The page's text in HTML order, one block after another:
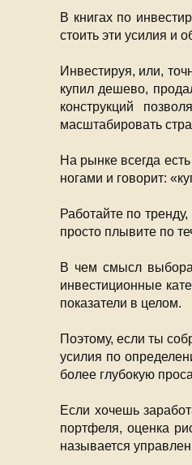
В книгах по
стоить эти усилия и
Инвестируя, или,
купил дешево,
конструкций
масштабировать
На рынке всегда
ногами и говорит:
Работайте по
просто плывите по
В чем смысл
инвестиционные
показатели в целом.
Поэтому, если ты
усилия по
более глубокую
Если хочешь
портфеля, оценка
называется